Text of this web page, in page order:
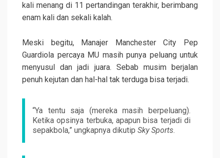
kali menang di 11 pertandingan terakhir, berimbang
enam kali dan sekali kalah.
Meski begitu, Manajer Manchester City Pep
Guardiola percaya MU masih punya peluang untuk
menyusul dan jadi juara. Sebab musim berjalan
penuh kejutan dan hal-hal tak terduga bisa terjadi.
“Ya tentu saja (mereka masih berpeluang).
Ketika opsinya terbuka, apapun bisa terjadi di
sepakbola,” ungkapnya dikutip Sky Sports.